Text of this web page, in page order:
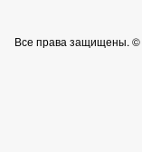
Все права защищены. ©